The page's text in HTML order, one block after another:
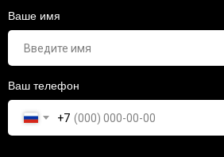
Ваше имя
Ваш телефон
+7